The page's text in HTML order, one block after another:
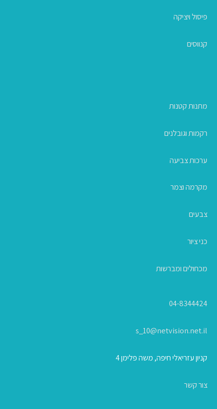
פיסול ויציקה
קנווסים
מתנות קטנות
רקמות וגובלנים
ערכות צביעה
מקרמה וצמר
צבעים
כני ציור
מכחולים ומברשות
04-8344424
s_10@netvision.net.il
קניון עזריאלי חיפה, משה פלימן 4
צור קשר